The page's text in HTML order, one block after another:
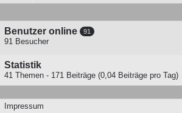
Benutzer online 91
91 Besucher
Statistik
41 Themen - 171 Beiträge (0,04 Beiträge pro Tag)
Impressum